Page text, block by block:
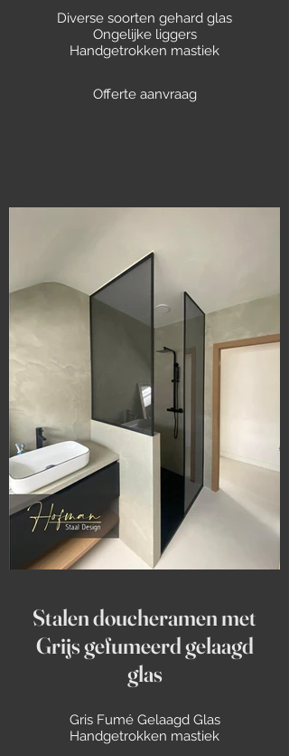
Diverse soorten gehard glas
Ongelijke liggers
Handgetrokken mastiek
Offerte aanvraag
Stalen doucheramen met
Grijs gefumeerd gelaagd
glas
Gris Fumé Gelaagd Glas
Handgetrokken mastiek